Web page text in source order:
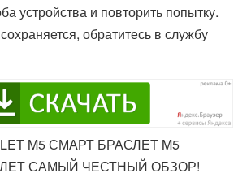
устройства и повторить попытку.
обратитесь в службу
M5 СМАРТ БРАСЛЕТ M5
САМЫЙ ЧЕСТНЫЙ ОБЗОР!